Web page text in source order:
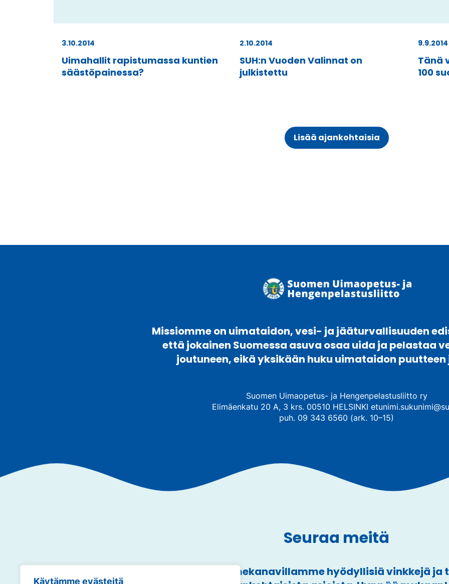
Käytämme evästeitä
3.10.2014
Uimahallit rapistumassa kuntien
säästöpainessa?
2.10.2014
SUH:n Vuoden Valinnat on
julkistettu
9.9.2014
Tänä
100
Lisää ajankohtaisia
Missiomme on uimataidon, vesi- ja jääturvallisuuden
että jokainen Suomessa asuva osaa uida ja pelastaa
joutuneen, eikä yksikään huku uimataidon
Suomen Uimaopetus- ja Hengenpelastusliitto ry
Elimäenkatu 20 A, 3 krs. 00510 HELSINKI
puh. 09 343 6560 (ark. 10–15)
Seuraa meitä
Annamme somekanavillamme hyödyllisiä vinkkejä ja